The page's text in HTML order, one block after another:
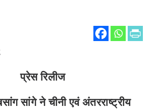
प्रेस रिलीज
सांगे ने चीनी एवं अंतरराष्ट्रीय